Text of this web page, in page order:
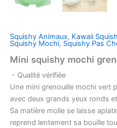
Squishy Animaux, Kawaii
Squishy Mochi, Squishy Pas
Mini squishy mochi
- Qualité vérifiée
Une mini grenouille mochi vert
avec deux grands yeux ronds
Sa matière molle se laisse
reprend lentement sa bouille